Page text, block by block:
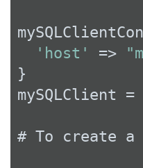
'host'
=>
}
mySQLClient
# To create a